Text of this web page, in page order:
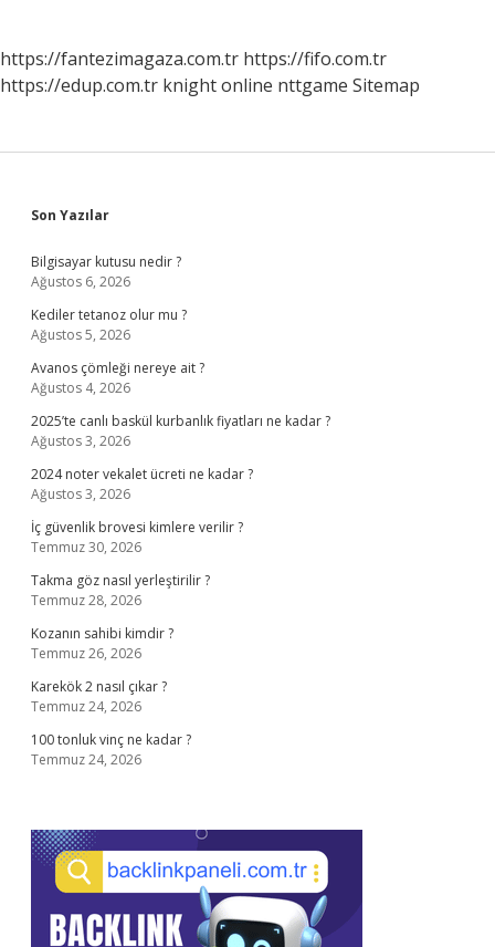
https://fantezimagaza.com.tr https://fifo.com.tr
https://edup.com.tr knight online nttgame Sitemap
Sidebar
Son Yazılar
Bilgisayar kutusu nedir ?
Ağustos 6, 2026
Kediler tetanoz olur mu ?
Ağustos 5, 2026
Avanos çömleği nereye ait ?
Ağustos 4, 2026
2025’te canlı baskül kurbanlık fiyatları ne kadar ?
Ağustos 3, 2026
2024 noter vekalet ücreti ne kadar ?
Ağustos 3, 2026
İç güvenlik brovesi kimlere verilir ?
Temmuz 30, 2026
Takma göz nasıl yerleştirilir ?
Temmuz 28, 2026
Kozanın sahibi kimdir ?
Temmuz 26, 2026
Karekök 2 nasıl çıkar ?
Temmuz 24, 2026
100 tonluk vinç ne kadar ?
Temmuz 24, 2026